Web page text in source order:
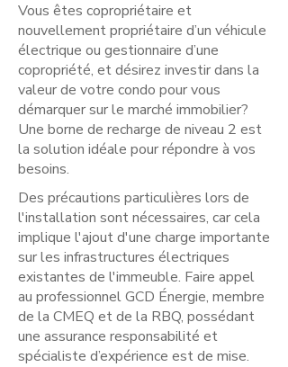
Vous êtes copropriétaire et
nouvellement propriétaire d’un véhicule
électrique ou gestionnaire d’une
copropriété, et désirez investir dans la
valeur de votre condo pour vous
démarquer sur le marché immobilier?
Une borne de recharge de niveau 2 est
la solution idéale pour répondre à vos
besoins.
Des précautions particulières lors de
l'installation sont nécessaires, car cela
implique l'ajout d'une charge importante
sur les infrastructures électriques
existantes de l'immeuble. Faire appel
au professionnel GCD Énergie, membre
de la CMEQ et de la RBQ, possédant
une assurance responsabilité et
spécialiste d’expérience est de mise.